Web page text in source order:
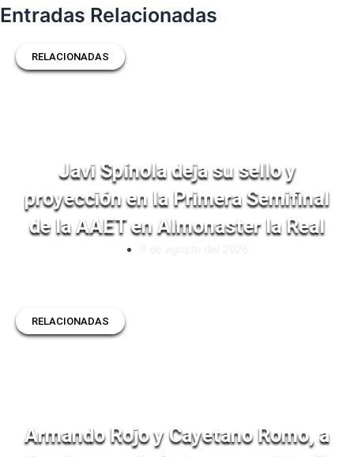
Entradas Relacionadas
RELACIONADAS
Javi Spínola deja su sello y
proyección en la Primera Semifinal
de la AAET en Almonaster la Real
RELACIONADAS
Armando Rojo y Cayetano Romo, a